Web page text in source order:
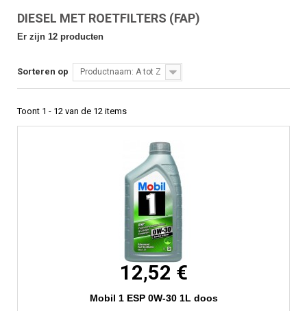
DIESEL MET ROETFILTERS (FAP)
Er zijn 12 producten
Sorteren op Productnaam: A tot Z
Toont 1 - 12 van de 12 items
12,52 €
Mobil 1 ESP 0W-30 1L doos